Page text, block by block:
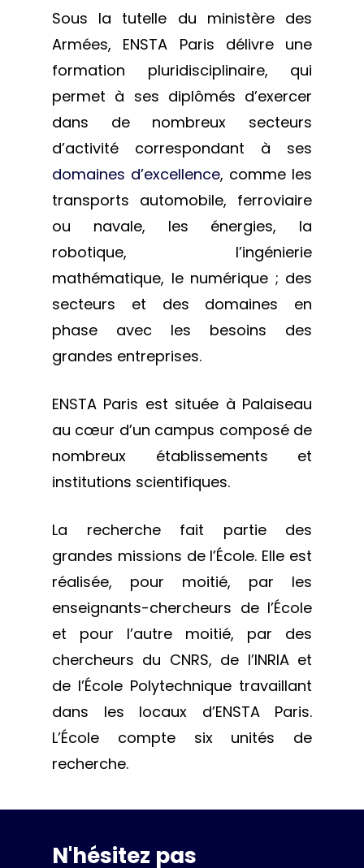
Sous la tutelle du ministère des
Armées, ENSTA Paris délivre une
formation pluridisciplinaire, qui
permet à ses diplômés d’exercer
dans de nombreux secteurs
d’activité correspondant à ses
domaines d’excellence, comme les
transports automobile, ferroviaire
ou navale, les énergies, la
robotique, l’ingénierie
mathématique, le numérique ; des
secteurs et des domaines en
phase avec les besoins des
grandes entreprises.
ENSTA Paris est située à Palaiseau
au cœur d’un campus composé de
nombreux établissements et
institutions scientifiques.
La recherche fait partie des
grandes missions de l’École. Elle est
réalisée, pour moitié, par les
enseignants-chercheurs de l’École
et pour l’autre moitié, par des
chercheurs du CNRS, de l’INRIA et
de l’École Polytechnique travaillant
dans les locaux d’ENSTA Paris.
L’École compte six unités de
recherche.
N'hésitez pas